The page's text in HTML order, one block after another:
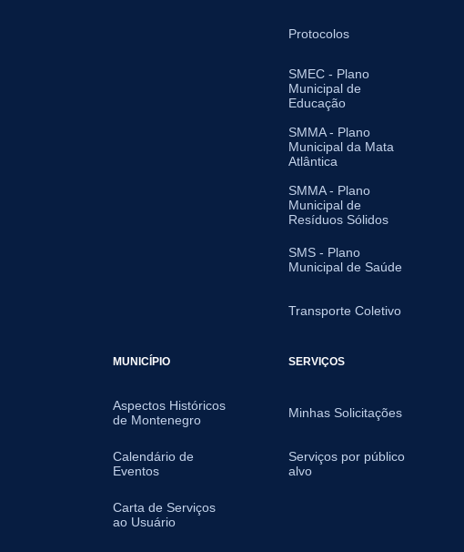
Protocolos
SMEC - Plano
Municipal de
Educação
SMMA - Plano
Municipal da Mata
Atlântica
SMMA - Plano
Municipal de
Resíduos Sólidos
SMS - Plano
Municipal de Saúde
Transporte Coletivo
MUNICÍPIO
Aspectos Históricos
de Montenegro
Calendário de
Eventos
Carta de Serviços
ao Usuário
SERVIÇOS
Minhas Solicitações
Serviços por público
alvo